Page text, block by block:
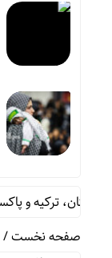
ترکیه و پاکستان
صفحه نخست/